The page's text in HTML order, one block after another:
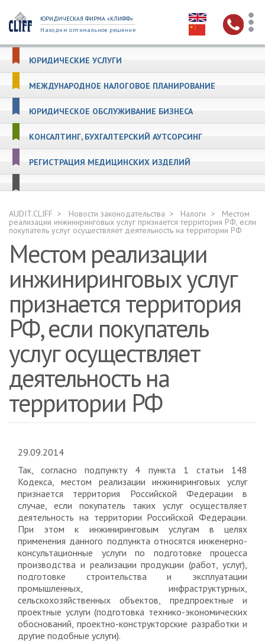
ЮРИДИЧЕСКАЯ ФИРМА «КЛИФФ»
Находим оптимальное решение
ЮРИДИЧЕСКИЕ УСЛУГИ
МЕЖДУНАРОДНОЕ НАЛОГОВОЕ ПЛАНИРОВАНИЕ
ЮРИДИЧЕСКОЕ ОБСЛУЖИВАНИЕ БИЗНЕСА
КОНСАЛТИНГ, БУХГАЛТЕРСКИЙ АУТСОРСИНГ
РЕГИСТРАЦИЯ МЕДИЦИНСКИХ ИЗДЕЛИЙ
AUDIT.CLIFF Новости законодательства Налоги Местом
реализации инжиниринговых услуг признается территория РФ, если
покупатель услуг осуществляет деятельность на территории РФ
Местом реализации
инжиниринговых услуг
признается территория
РФ, если покупатель
услуг осуществляет
деятельность на
территории РФ
29.09.2014
Так, согласно подпункту 4 пункта 1 статьи 148
Кодекса, местом реализации инжиниринговых услуг
признается территория Российской Федерации в
случае, если покупатель таких услуг осуществляет
деятельность на территории Российской Федерации.
При этом к инжиниринговым услугам в целях
применения данного подпункта относятся инженерно-
консультационные услуги по подготовке процесса
производства и реализации продукции (работ, услуг),
подготовке строительства и эксплуатации
промышленных, инфраструктурных,
сельскохозяйственных объектов, предпроектные и
проектные услуги (подготовка технико-экономических
обоснований, проектно-конструкторские разработки и
другие подобные услуги).